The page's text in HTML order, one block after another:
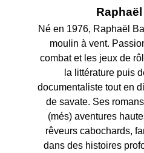
Né en 1976, Raphaël
moulin à vent.
combat et les jeux de
la littérature puis
documentaliste tout en
de savate. Ses
(més) aventures
rêveurs cabochards,
dans des histoires